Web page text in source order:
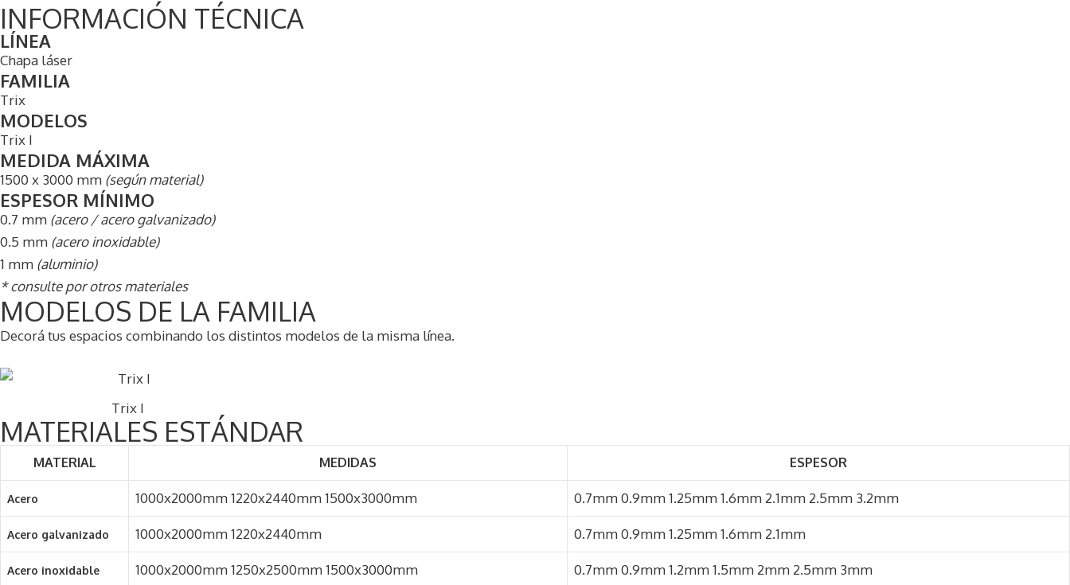
INFORMACIÓN TÉCNICA
LÍNEA
Chapa láser
FAMILIA
Trix
MODELOS
Trix I
MEDIDA MÁXIMA
1500 x 3000 mm (según material)
ESPESOR MÍNIMO
0.7 mm (acero / acero galvanizado)
0.5 mm (acero inoxidable)
1 mm (aluminio)
* consulte por otros materiales
MODELOS DE LA FAMILIA
Decorá tus espacios combinando los distintos modelos de la misma línea.
Trix I
MATERIALES ESTÁNDAR
MATERIAL MEDIDAS ESPESOR
Acero 1000x2000mm 1220x2440mm 1500x3000mm 0.7mm 0.9mm 1.25mm 1.6mm 2.1mm 2.5mm 3.2mm​
Acero galvanizado 1000x2000mm 1220x2440mm ​ 0.7mm 0.9mm 1.25mm 1.6mm 2.1mm​
Acero inoxidable 1000x2000mm 1250x2500mm 1500x3000mm​ 0.7mm 0.9mm 1.2mm 1.5mm 2mm 2.5mm 3mm​